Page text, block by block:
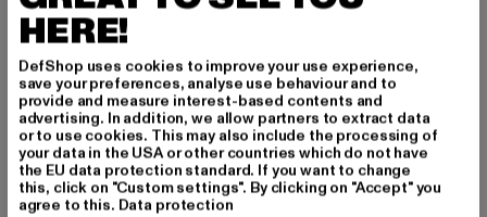
Kat.: Cargo Trousers
Farbe: olive
Hersteller Farbe: olive
Materialzusammensetzung: 100% Baumwolle
Art.Nr: 61050022-00176
Hersteller: Urban Styles Agency GmbH & Co. KG |
agentur@urbanstylesagency.com
HERE!
DefShop uses cookies to improve your use experience,
save your preferences, analyse use behaviour and to
provide and measure interest-based contents and
advertising. In addition, we allow partners to extract data
or to use cookies. This may also include the processing of
your data in the USA or other countries which do not have
the EU data protection standard. If you want to change
this, click on "Custom settings". By clicking on "Accept" you
agree to this. Data protection